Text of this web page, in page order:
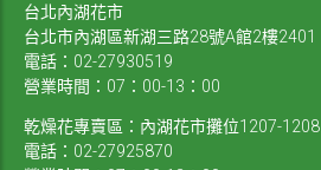
台北內湖花市
台北市內湖區新湖三路28號A館2樓2401
電話：02-27930519
營業時間：07：00-13：00
乾燥花專賣區：內湖花市攤位1207-1208
電話：02-27925870